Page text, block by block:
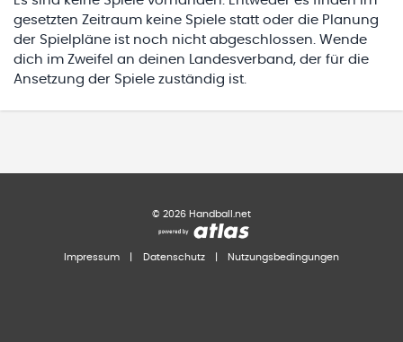
gesetzten Zeitraum keine Spiele statt oder die Planung
der Spielpläne ist noch nicht abgeschlossen. Wende
dich im Zweifel an deinen Landesverband, der für die
Ansetzung der Spiele zuständig ist.
© 2026 Handball.net
Impressum Datenschutz Nutzungsbedingungen